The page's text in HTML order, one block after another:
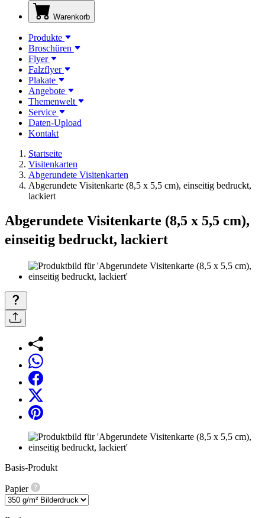
Warenkorb
Produkte
Broschüren
Flyer
Falzflyer
Plakate
Angebote
Themenwelt
Service
Daten-Upload
Kontakt
Startseite
Visitenkarten
Abgerundete Visitenkarten
Abgerundete Visitenkarte (8,5 x 5,5 cm), einseitig bedruckt,
lackiert
Abgerundete Visitenkarte (8,5 x 5,5 cm),
einseitig bedruckt, lackiert
Basis-Produkt
Papier